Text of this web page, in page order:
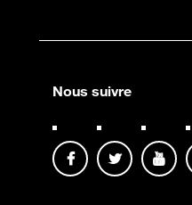
Nous suivre